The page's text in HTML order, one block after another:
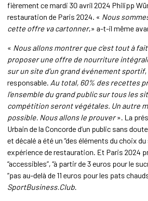
fièrement ce mardi 30 avril 2024 Philipp
restauration de Paris 2024. « Nous
cette offre va cartonner,» a-t-il même
« Nous allons montrer que c’est tout à
proposer une offre de nourriture
sur un site d’un grand événement sportif,
responsable. Au total, 60% des recettes
l’ensemble du grand public sur tous les
compétition seront végétales. Un autre
possible. Nous allons le prouver». La
Urbain de la Concorde d’un public sans
et décalé a été un “des éléments du choix
expérience de restauration. Et Paris 2024
“accessibles”, “à partir de 3 euros pour le
“pas au-delà de 11 euros pour les pats
SportBusiness.Club.